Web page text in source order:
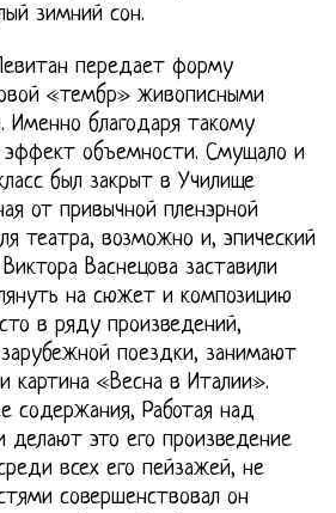
зимний сон.
передает форму
«тембр» живописными
Именно благодаря такому
эффект объемности. Смущало и
был закрыт в Училище
от привычной пленэрной
театра, возможно и, эпический
Васнецова заставили
на сюжет и композицию
в ряду произведений,
поездки, занимают
картина «Весна в Италии».
содержания, Работая над
делают это его произведение
всех его пейзажей, не
совершенствовал он